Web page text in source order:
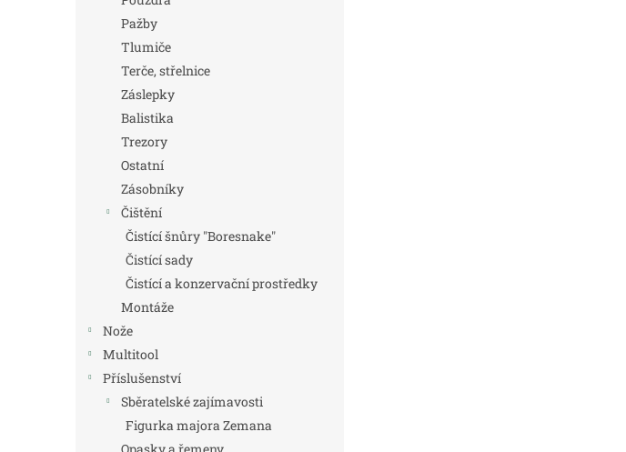
Pažby
Tlumiče
Terče, střelnice
Záslepky
Balistika
Trezory
Ostatní
Zásobníky
Čištění
Čistící šnůry "Boresnake"
Čistící sady
Čistící a konzervační prostředky
Montáže
Nože
Multitool
Příslušenství
Sběratelské zajímavosti
Figurka majora Zemana